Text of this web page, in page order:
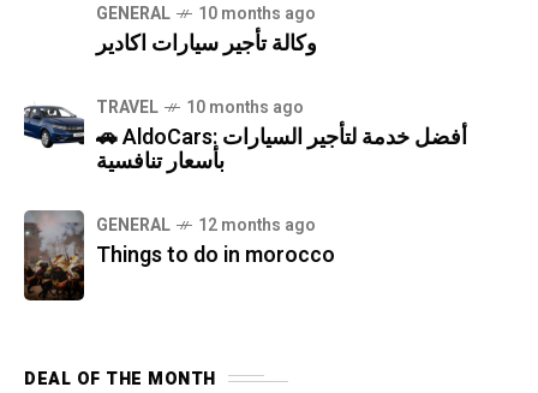
GENERAL 10 months ago
وكالة تأجير سيارات اكادير
TRAVEL 10 months ago
🚗 AldoCars: أفضل خدمة لتأجير السيارات
بأسعار تنافسية
GENERAL 12 months ago
Things to do in morocco
DEAL OF THE MONTH